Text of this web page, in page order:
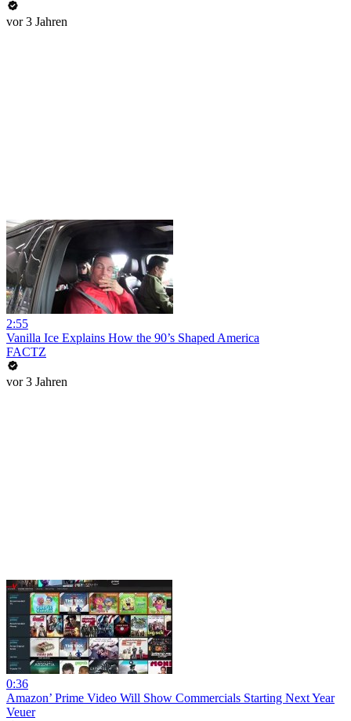
vor 3 Jahren
2:55
Vanilla Ice Explains How the 90’s Shaped America
FACTZ
vor 3 Jahren
0:36
Amazon’ Prime Video Will Show Commercials Starting Next Year
Veuer